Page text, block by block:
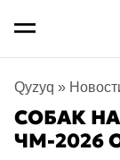
Qyzyq »
СОБАК
ЧМ-2026